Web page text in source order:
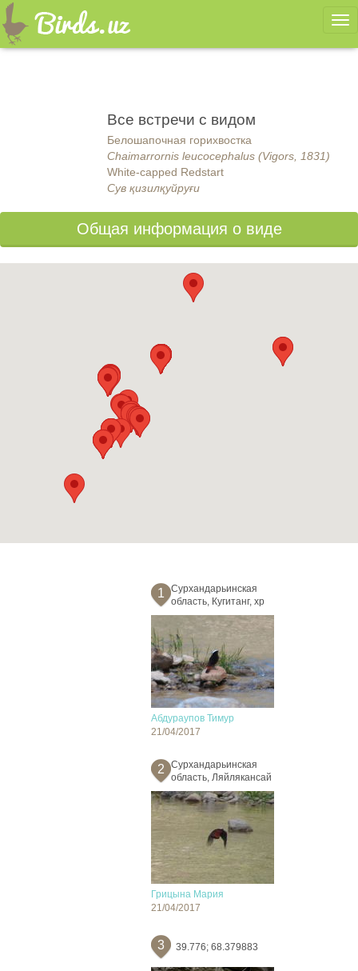
Все встречи с видом
Белошапочная горихвостка
Chaimarrornis leucocephalus (Vigors, 1831)
White-capped Redstart
Сув қизилқуйруғи
Общая информация о виде
1
Сурхандарьинская
область, Кугитанг, хр
Абдураупов Тимур
21/04/2017
2
Сурхандарьинская
область, Ляйлякансай
Грицына Мария
21/04/2017
3 39.776; 68.379883